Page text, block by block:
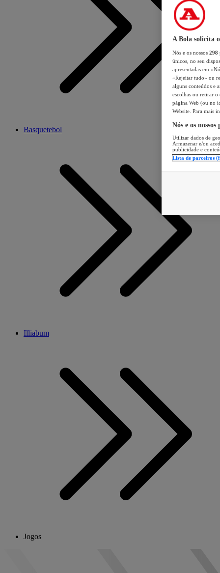
Basquetebol
Illiabum
Jogos
A Bola solicita
Nós e os nossos 298
únicos, no seu
apresentadas em
«Rejeitar tudo» ou
alguns conteúdos e
escolhas ou retirar
página Web (ou no
Website. Para mais
Nós e os
Utilizar dados de
Armazenar e/ou
publicidade e
Lista de parceiros